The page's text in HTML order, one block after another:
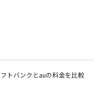
トバンクとauの料金を比較